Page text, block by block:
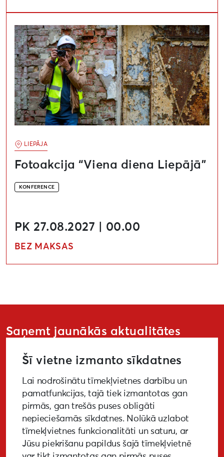
LIEPĀJA
Fotoakcija “Viena diena Liepājā”
KONFERENCE
PK 27.08.2027 | 00.00
BEZ MAKSAS
Saņemt jaunākās aktualitātes
PIETEIKTIES
GALERIJA MEDIJIEM LKA PĒTĪJUMS
Šī vietne izmanto sīkdatnes
Lai nodrošinātu tīmekļvietnes darbību un
pamatfunkcijas, tajā tiek izmantotas gan
pirmās, gan trešās puses obligāti
nepieciešamās sīkdatnes. Nolūkā uzlabot
tīmekļvietnes funkcionalitāti un saturu, ar
Jūsu piekrišanu papildus šajā tīmekļvietnē